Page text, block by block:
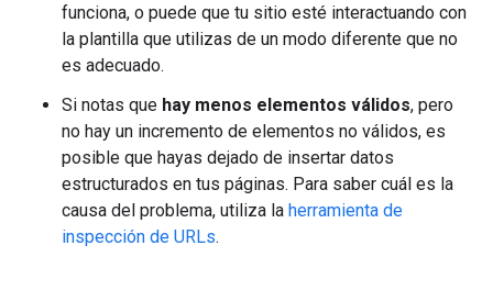
funciona, o puede que tu sitio esté interactuando con
la plantilla que utilizas de un modo diferente que no
es adecuado.
Si notas que hay menos elementos válidos, pero
no hay un incremento de elementos no válidos, es
posible que hayas dejado de insertar datos
estructurados en tus páginas. Para saber cuál es la
causa del problema, utiliza la herramienta de
inspección de URLs.